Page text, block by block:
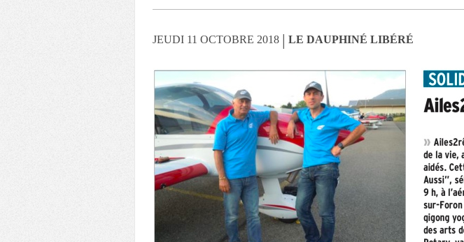
JEUDI 11 OCTOBRE 2018 | LE DAUPHINÉ LIBÉRÉ